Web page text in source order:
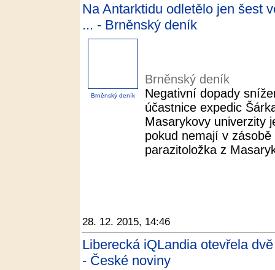
Na Antarktidu odletělo jen šest
... - Brněnský deník
Brněnský deník
Brněnský deník
Negativní dopady
účastnice expedic
Masarykovy univerzity
pokud nemají v
parazitoložka z
28. 12. 2015, 14:46
Liberecká iQLandia otevřela
- České noviny